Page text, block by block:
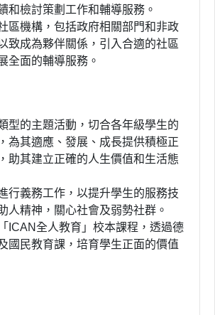
和檢討策劃工作和輔導服務。
區機構，包括政府相關部門和非政
致成為夥伴關係，引入合適的社區
全面的輔導服務。
型的主題活動，切合各年級學生的
為其適應、發展、成長提供積極正
助其建立正確的人生價值和生活態
行義務工作，以提升學生的服務技
人精神，關心社會及弱勢社群。
ICAN全人教育」校本課程，透過德
國民教育課，培育學生正面的價值